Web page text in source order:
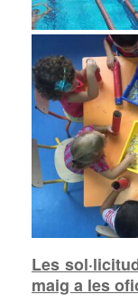
Les
maig a les